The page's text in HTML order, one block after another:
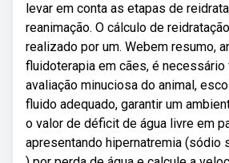
levar em conta as etapas de
reanimação. O cálculo de
realizado por um. Webem resumo,
fluidoterapia em cães, é necessário
avaliação minuciosa do animal,
fluido adequado, garantir um
o valor de déficit de água livre em
apresentando hipernatremia (sódio